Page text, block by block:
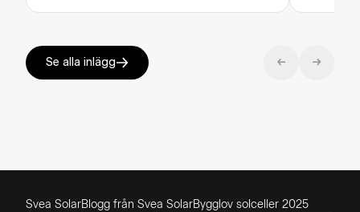
Se alla inlägg
Svea SolarBlogg från Svea SolarBygglov solceller 2025